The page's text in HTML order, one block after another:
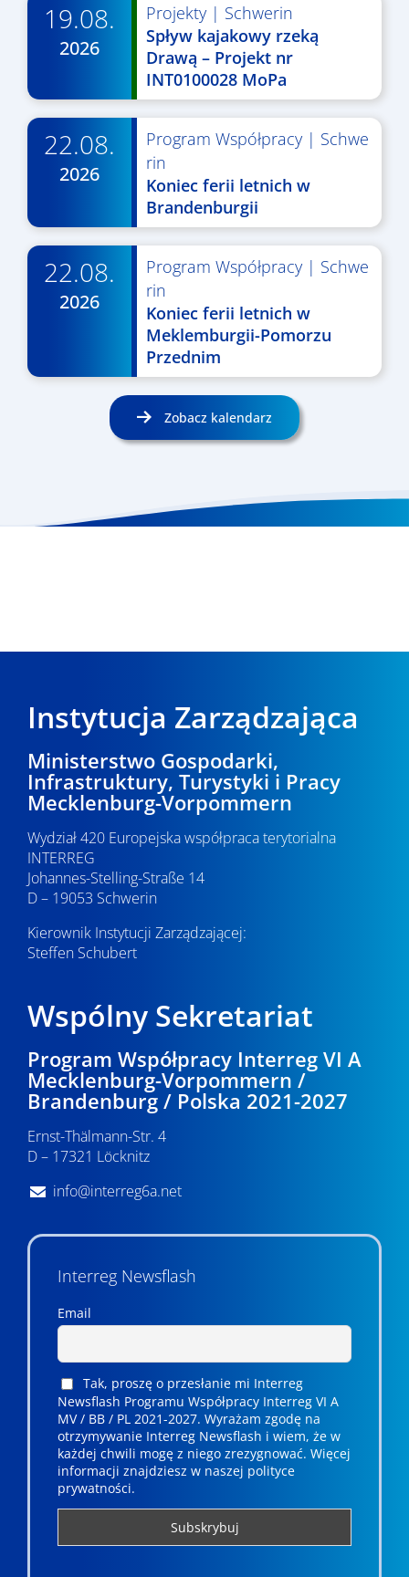
19.08.
2026
Projekty| Schwerin
Spływ kajakowy rzeką
Drawą – Projekt nr
INT0100028 MoPa
22.08.
2026
Program Współpracy| Schwe
rin
Koniec ferii letnich w
Brandenburgii
22.08.
2026
Program Współpracy| Schwe
rin
Koniec ferii letnich w
Meklemburgii-Pomorzu
Przednim
Zobacz kalendarz
Instytucja Zarządzająca
Ministerstwo Gospodarki,
Infrastruktury, Turystyki i Pracy
Mecklenburg-Vorpommern
Wydział 420 Europejska współpraca terytorialna
INTERREG
Johannes-Stelling-Straße 14
D – 19053 Schwerin
Kierownik Instytucji Zarządzającej:
Steffen Schubert
Wspólny Sekretariat
Program Współpracy Interreg VI A
Mecklenburg-Vorpommern /
Brandenburg / Polska 2021-2027
Ernst-Thälmann-Str. 4
D – 17321 Löcknitz
info@interreg6a.net
Interreg Newsflash
Email
Tak, proszę o przesłanie mi Interreg
Newsflash Programu Współpracy Interreg VI A
MV / BB / PL 2021-2027. Wyrażam zgodę na
otrzymywanie Interreg Newsflash i wiem, że w
każdej chwili mogę z niego zrezygnować. ­­Więcej
informacji znajdziesz w naszej polityce
prywatności.